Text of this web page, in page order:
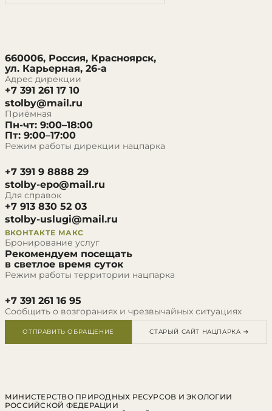
660006, Россия, Красноярск,
ул. Карьерная, 26-а
Адрес дирекции
+7 391 261 17 10
stolby@mail.ru
Приёмная
Пн-чт: 9:00–18:00
Пт: 9:00–17:00
Режим работы дирекции нацпарка
+7 391 9 8888 29
stolby-epo@mail.ru
Для справок
+7 913 830 52 03
stolby-uslugi@mail.ru
ВКОНТАКТЕ МАКС
Бронирование услуг
Рекомендуем посещать
в светлое время суток
Режим работы территории нацпарка
+7 391 261 16 95
Сообщить о возгораниях и чрезвычайных ситуациях
ОТПРАВИТЬ ОБРАЩЕНИЕ СТАРЫЙ САЙТ НАЦПАРКА →
МИНИСТЕРСТВО ПРИРОДНЫХ РЕСУРСОВ И ЭКОЛОГИИ
РОССИЙСКОЙ ФЕДЕРАЦИИ